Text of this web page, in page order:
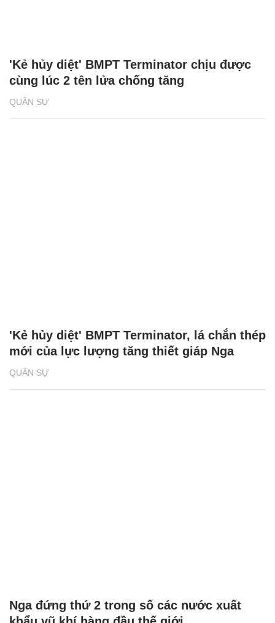
QUÂN SỰ
'Kẻ hủy diệt' BMPT Terminator chịu được
cùng lúc 2 tên lửa chống tăng
QUÂN SỰ
'Kẻ hủy diệt' BMPT Terminator, lá chắn thép
mới của lực lượng tăng thiết giáp Nga
Nga đứng thứ 2 trong số các nước xuất